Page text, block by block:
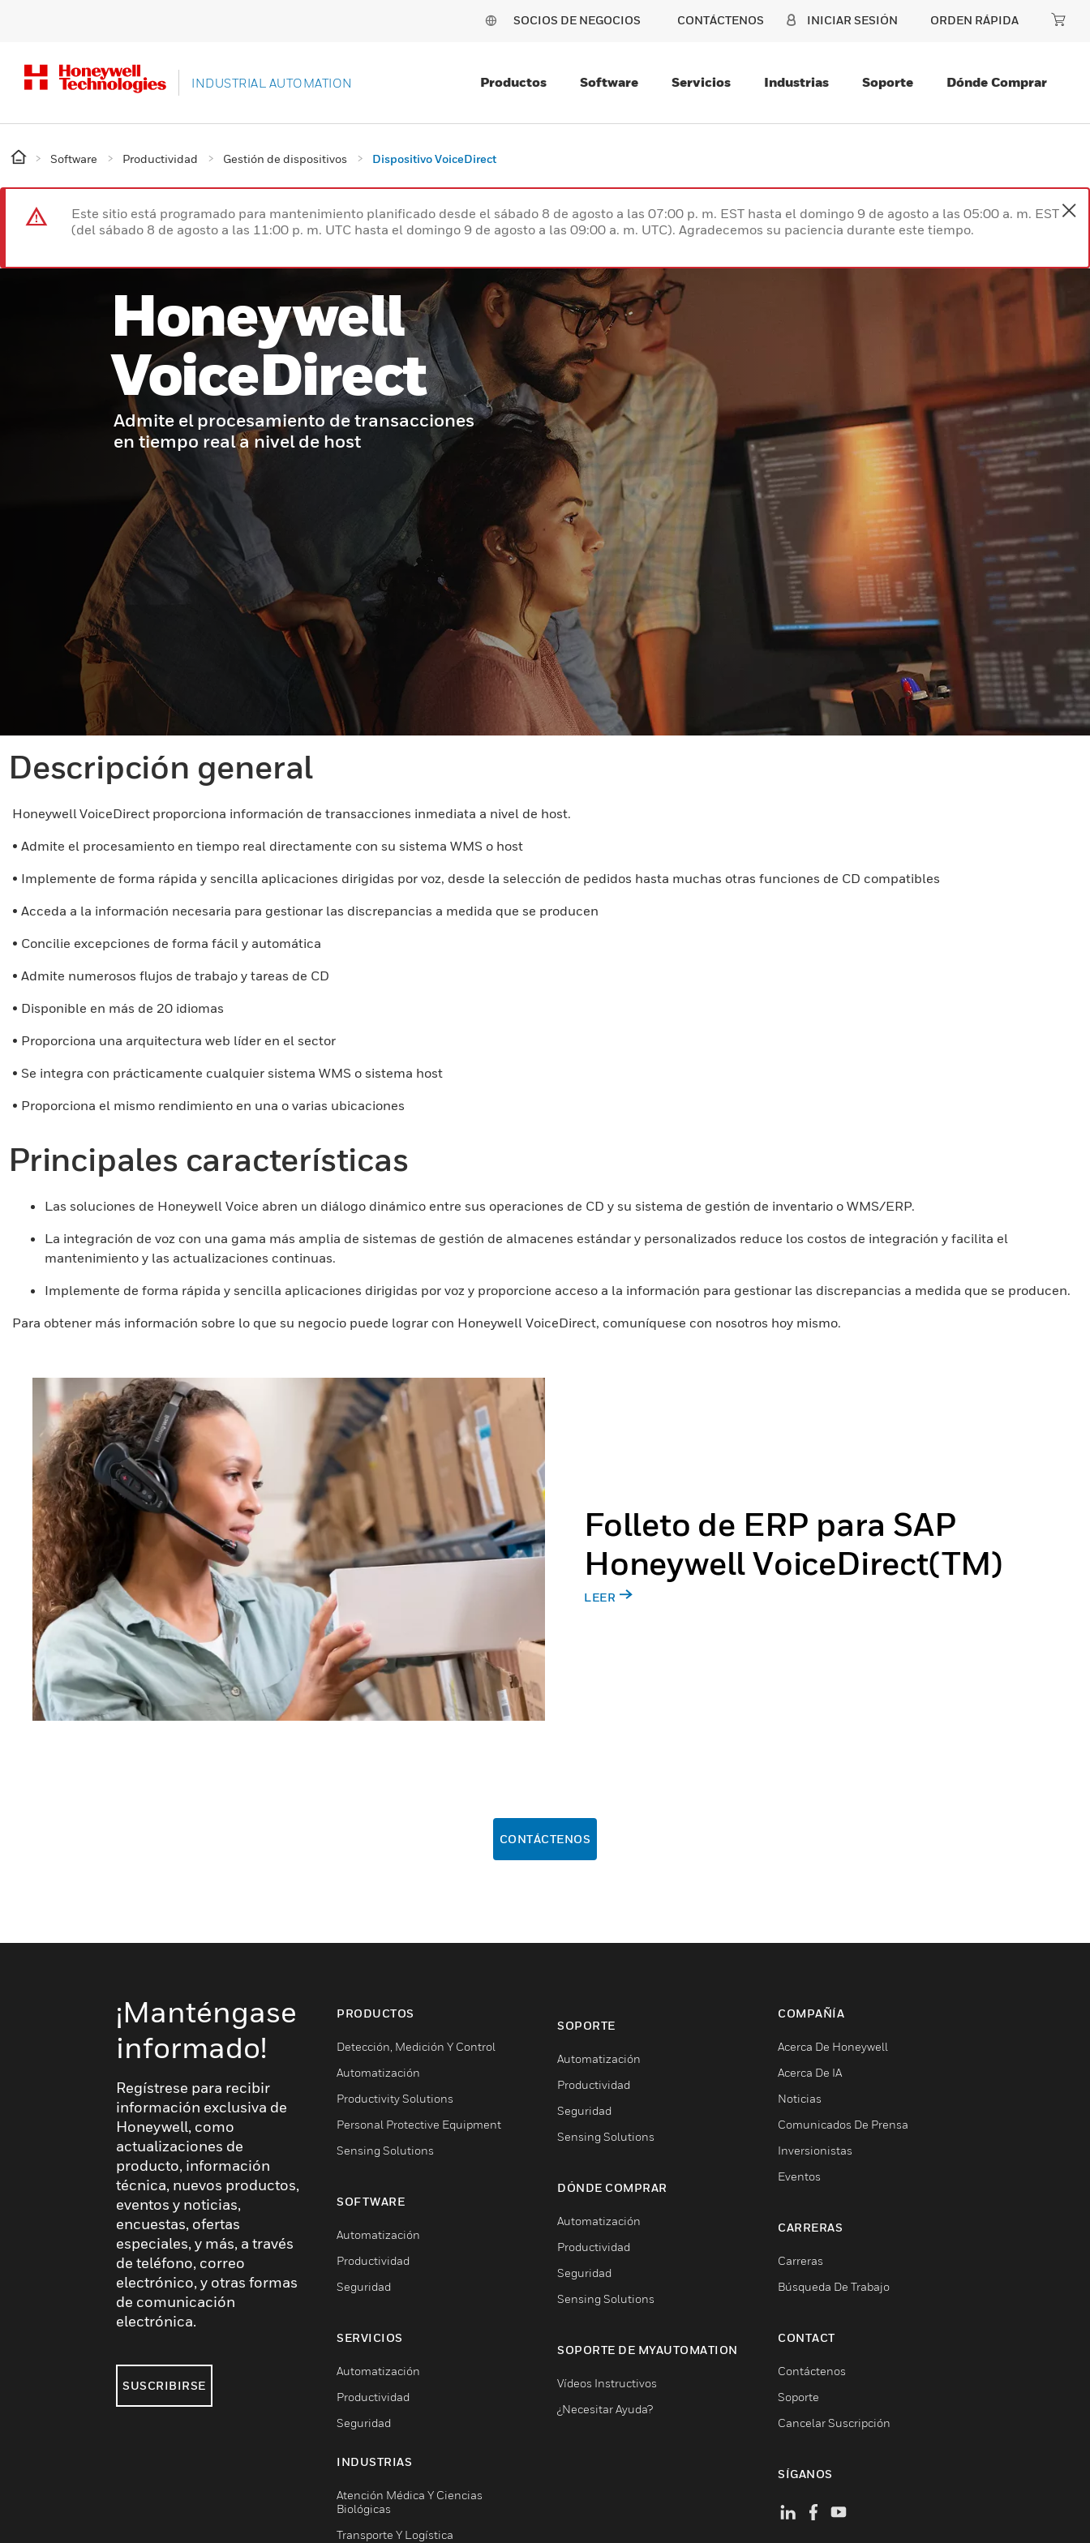
SOCIOS DE NEGOCIOS CONTÁCTENOS INICIAR SESIÓN ORDEN RÁPIDA
INDUSTRIAL AUTOMATION Productos Software Servicios Industrias Soporte Dónde Comprar
Software Productividad Gestión de dispositivos Dispositivo VoiceDirect
Este sitio está programado para mantenimiento planificado desde el sábado 8 de agosto a las 07:00 p. m. EST hasta el domingo 9 de agosto a las 05:00 a. m. EST
(del sábado 8 de agosto a las 11:00 p. m. UTC hasta el domingo 9 de agosto a las 09:00 a. m. UTC). Agradecemos su paciencia durante este tiempo.
Honeywell
VoiceDirect
Admite el procesamiento de transacciones
en tiempo real a nivel de host
Descripción general
Honeywell VoiceDirect proporciona información de transacciones inmediata a nivel de host.
• Admite el procesamiento en tiempo real directamente con su sistema WMS o host
• Implemente de forma rápida y sencilla aplicaciones dirigidas por voz, desde la selección de pedidos hasta muchas otras funciones de CD compatibles
• Acceda a la información necesaria para gestionar las discrepancias a medida que se producen
• Concilie excepciones de forma fácil y automática
• Admite numerosos flujos de trabajo y tareas de CD
• Disponible en más de 20 idiomas
• Proporciona una arquitectura web líder en el sector
• Se integra con prácticamente cualquier sistema WMS o sistema host
• Proporciona el mismo rendimiento en una o varias ubicaciones
Principales características
Las soluciones de Honeywell Voice abren un diálogo dinámico entre sus operaciones de CD y su sistema de gestión de inventario o WMS/ERP.
La integración de voz con una gama más amplia de sistemas de gestión de almacenes estándar y personalizados reduce los costos de integración y facilita el
mantenimiento y las actualizaciones continuas.
Implemente de forma rápida y sencilla aplicaciones dirigidas por voz y proporcione acceso a la información para gestionar las discrepancias a medida que se producen.
Para obtener más información sobre lo que su negocio puede lograr con Honeywell VoiceDirect, comuníquese con nosotros hoy mismo.
Folleto de ERP para SAP
Honeywell VoiceDirect(TM)
LEER
CONTÁCTENOS
¡Manténgase
informado!
Regístrese para recibir
información exclusiva de
Honeywell, como
actualizaciones de
producto, información
técnica, nuevos productos,
eventos y noticias,
encuestas, ofertas
especiales, y más, a través
de teléfono, correo
electrónico, y otras formas
de comunicación
electrónica.
SUSCRIBIRSE
PRODUCTOS
Detección, Medición Y Control
Automatización
Productivity Solutions
Personal Protective Equipment
Sensing Solutions
SOFTWARE
Automatización
Productividad
Seguridad
SERVICIOS
Automatización
Productividad
Seguridad
INDUSTRIAS
Atención Médica Y Ciencias
Biológicas
Transporte Y Logística
SOPORTE
Automatización
Productividad
Seguridad
Sensing Solutions
DÓNDE COMPRAR
Automatización
Productividad
Seguridad
Sensing Solutions
SOPORTE DE MYAUTOMATION
Vídeos Instructivos
¿Necesitar Ayuda?
COMPAÑÍA
Acerca De Honeywell
Acerca De IA
Noticias
Comunicados De Prensa
Inversionistas
Eventos
CARRERAS
Carreras
Búsqueda De Trabajo
CONTACT
Contáctenos
Soporte
Cancelar Suscripción
SÍGANOS